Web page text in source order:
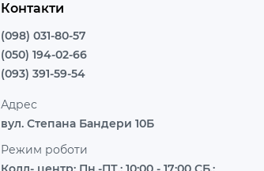
Контакти
(098) 031-80-57
(050) 194-02-66
(093) 391-59-54
Адрес
вул. Степана Бандери 10Б
Режим роботи